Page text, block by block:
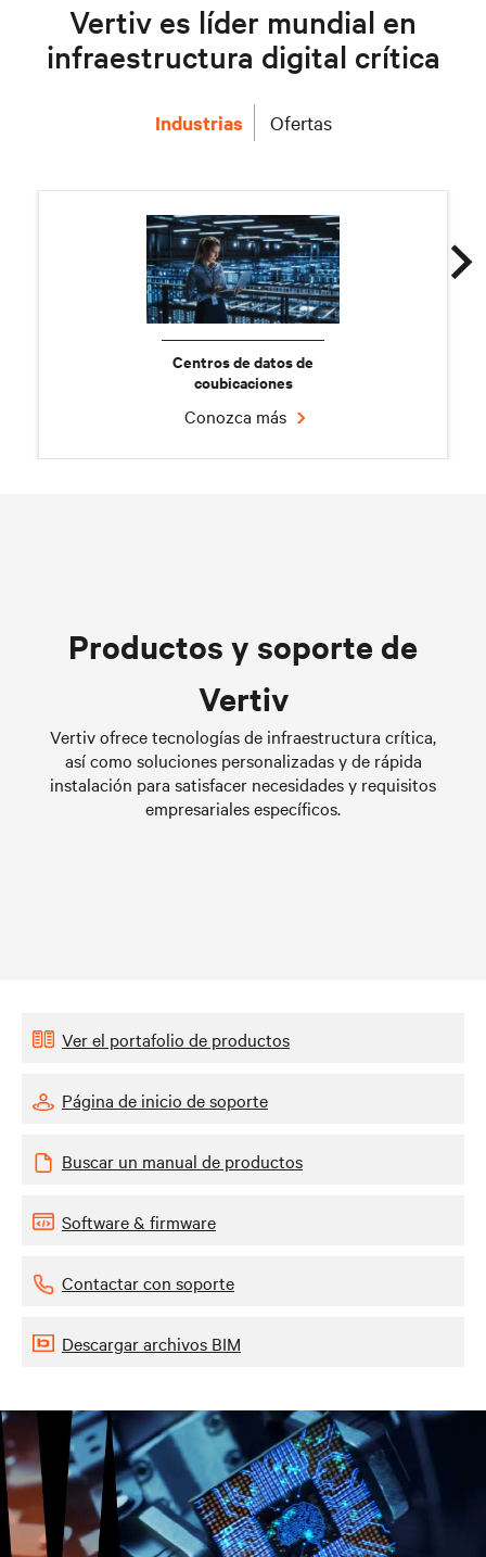
Vertiv es líder mundial en
infraestructura digital crítica
Industrias Ofertas
Centros de datos de
coubicaciones
Conozca más
Data Centers
Conozca más
Productos y soporte de
Vertiv
Vertiv ofrece tecnologías de infraestructura crítica,
así como soluciones personalizadas y de rápida
instalación para satisfacer necesidades y requisitos
empresariales específicos.
Ver el portafolio de productos
Página de inicio de soporte
Buscar un manual de productos
Software & firmware
Contactar con soporte
Descargar archivos BIM